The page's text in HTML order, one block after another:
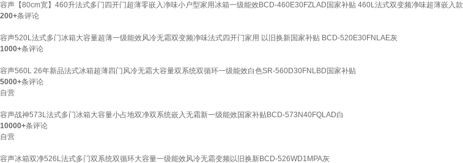
容声【80cm宽】460升法式多门四开门超薄零嵌入净味小户型家用冰箱一级能效BCD-460E30FZLAD国家补贴 460L法式双变频净味超薄嵌入款
200+条评论
容声520L法式多门冰箱大容量超薄一级能效风冷无霜双变频净味法式四开门家用 以旧换新国家补贴 BCD-520E30FNLAE灰
1000+条评论
容声560L 26年新品法式冰箱超薄四门风冷无霜大容量双系统双循环一级能效白色SR-560D30FNLBD国家补贴
5000+条评论
自营
容声战神573L法式多门冰箱大容量小占地双净双系统嵌入无霜新一级能效国家补贴BCD-573N40FQLAD白
10000+条评论
自营
容声冰箱双净526L法式多门双系统双循环大容量一级能效风冷无霜变频以旧换新BCD-526WD1MPA灰